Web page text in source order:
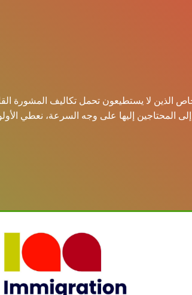
الذين لا يستطيعون تحمل تكاليف المشورة
المحتاجين إليها على وجه السرعة، نعطي